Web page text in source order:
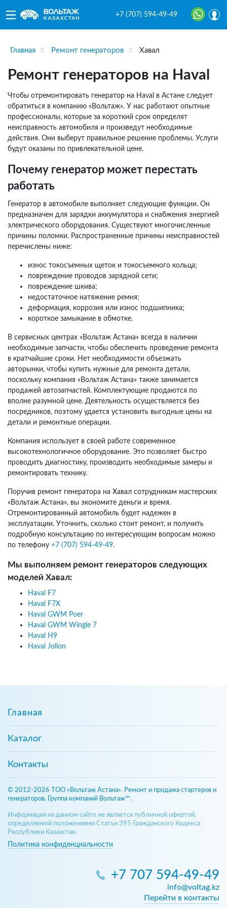
+7 (707) 594-49-49
Главная Ремонт генераторов Хавал
Ремонт генераторов на Haval
Чтобы отремонтировать генератор на Haval в Астане следует
обратиться в компанию «Вольтаж». У нас работают опытные
профессионалы, которые за короткий срок определят
неисправность автомобиля и произведут необходимые
действия. Они выберут правильное решение проблемы. Услуги
будут оказаны по привлекательной цене.
Почему генератор может перестать
работать
Генератор в автомобиле выполняет следующие функции. Он
предназначен для зарядки аккумулятора и снабжения энергией
электрического оборудования. Существуют многочисленные
причины поломки. Распространенные причины неисправностей
перечислены ниже:
износ токосъемных щеток и токосъемного кольца;
повреждение проводов зарядной сети;
повреждение шкива;
недостаточное натяжение ремня;
деформация, коррозия или износ подшипника;
короткое замыкание в обмотке.
В сервисных центрах «Вольтаж Астана» всегда в наличии
необходимые запчасти, чтобы обеспечить проведение ремонта
в кратчайшие сроки. Нет необходимости объезжать
авторынки, чтобы купить нужные для ремонта детали,
поскольку компания «Вольтаж Астана» также занимается
продажей автозапчастей. Комплектующие продаются по
вполне разумной цене. Деятельность осуществляется без
посредников, поэтому удается установить выгодные цены на
детали и ремонтные операции.
Компания использует в своей работе современное
высокотехнологичное оборудование. Это позволяет быстро
проводить диагностику, производить необходимые замеры и
ремонтировать технику.
Поручив ремонт генератора на Хавал сотрудникам мастерских
«Вольтаж Астана», вы экономите деньги и время.
Отремонтированный автомобиль будет надежен в
эксплуатации. Уточнить, сколько стоит ремонт, и получить
подробную консультацию по интересующим вопросам можно
по телефону +7 (707) 594-49-49.
Мы выполняем ремонт генераторов следующих
моделей Хавал:
Haval F7
Haval F7X
Haval GWM Poer
Haval GWM Wingle 7
Haval H9
Haval Jolion
Главная
Каталог
Контакты
© 2012-2026 ТОО «Вольтаж Астана». Ремонт и продажа стартеров и
генераторов. Группа компаний Вольтаж™.
Информация на данном сайте не является публичной офертой,
определяемой положениями Статьи 395 Гражданского Кодекса
Республики Казахстан.
Политика конфиденциальности
+7 707 594-49-49
info@voltag.kz
Перейти в контакты